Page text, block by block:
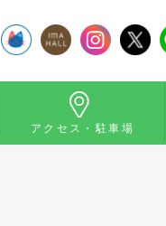
アクセス・駐車場